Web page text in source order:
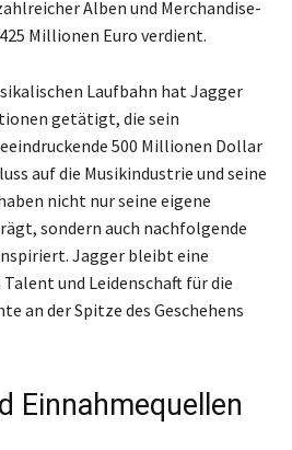
Alben und Merchandise-
Millionen Euro verdient.
Laufbahn hat Jagger
getätigt, die sein
500 Millionen Dollar
auf die Musikindustrie und seine
nicht nur seine eigene
sondern auch nachfolgende
Jagger bleibt eine
und Leidenschaft für die
an der Spitze des Geschehens
Einnahmequellen